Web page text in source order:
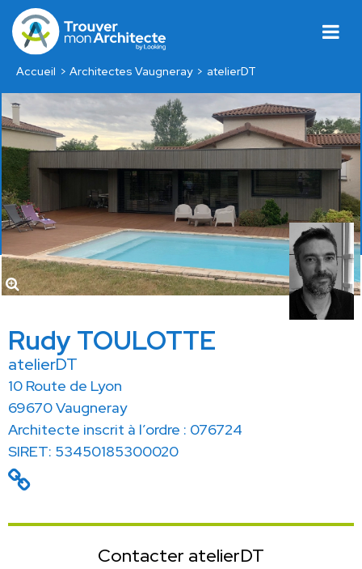
Accueil Architectes Vaugneray atelierDT
Rudy TOULOTTE
atelierDT
10 Route de Lyon
69670 Vaugneray
Architecte inscrit à l’ordre : 076724
SIRET: 53450185300020
Contacter atelierDT